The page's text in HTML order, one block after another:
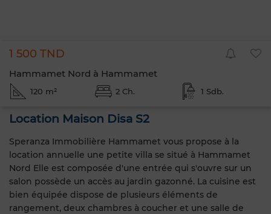
1 500 TND
Hammamet Nord à Hammamet
120 m² 2 Ch. 1 Sdb.
Location Maison Disa S2
Speranza Immobilière Hammamet vous propose à la
location annuelle une petite villa se situé à Hammamet
Nord Elle est composée d'une entrée qui s'ouvre sur un
salon possède un accès au jardin gazonné. La cuisine est
bien équipée dispose de plusieurs éléments de
rangement, deux chambres à coucher et une salle de